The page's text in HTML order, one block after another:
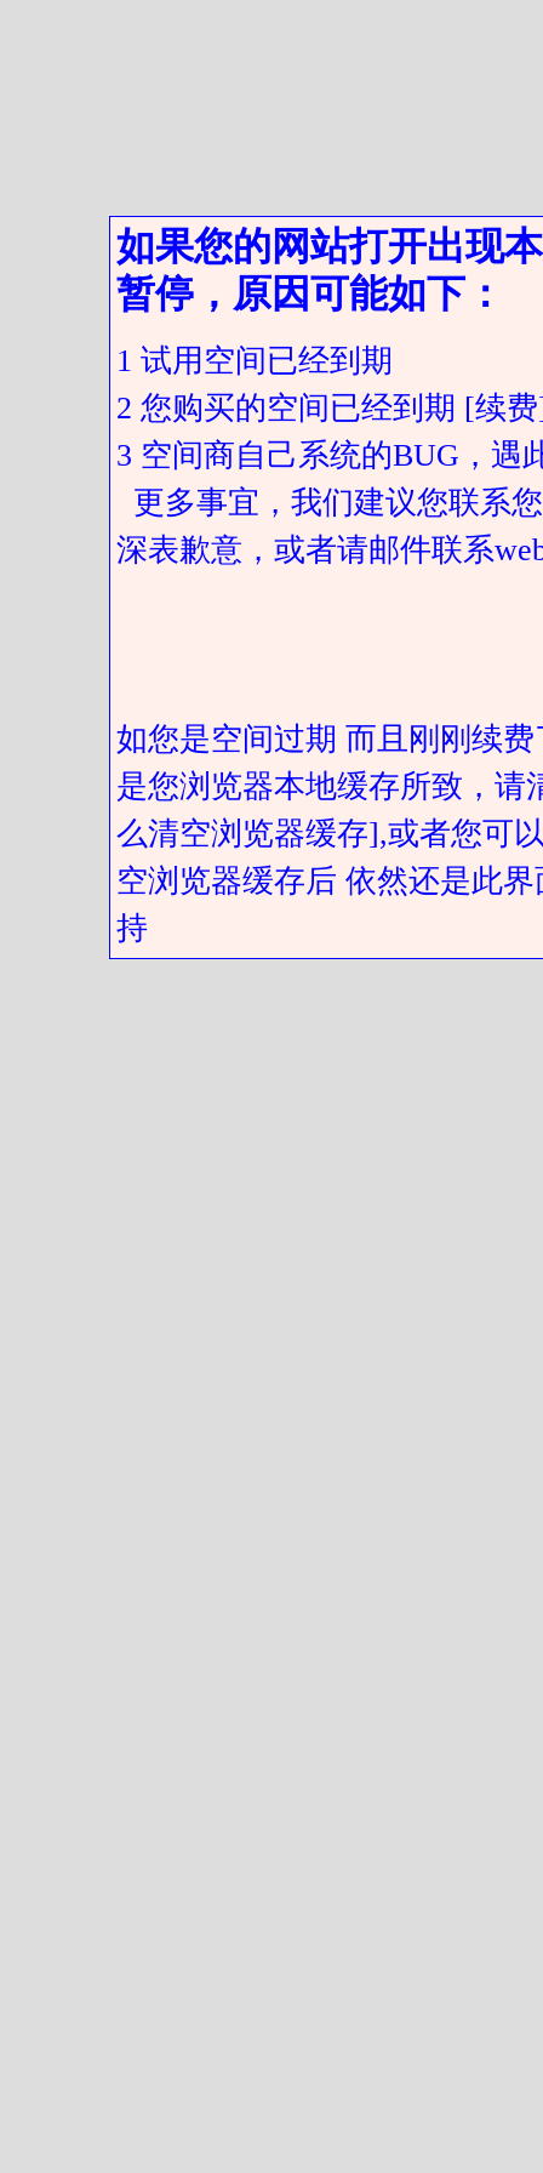
如果您的网站打开出现
暂停，原因可能如下：
1 试用空间已经到期
2 您购买的空间已经到期 [续
3 空间商自己系统的BUG，遇
更多事宜，我们建议您联系
深表歉意，或者请邮件联系
如您是空间过期 而且刚刚续
是您浏览器本地缓存所致，
么清空浏览器缓存],或者您可
空浏览器缓存后 依然还是此
持